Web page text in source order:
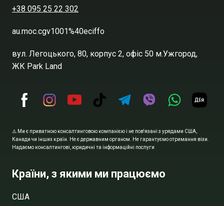
+38 095 25 22 302
au.moc.cgv1001%40eciffo
вул. Легоцького, 80, корпус 2, офіс 50 м.Ужгород,
ЖК Park Land
⚠️ Ми є приватною консалтинговою компанією і не пов'язані з урядами США,
Канади чи інших країн. Не є державним органом. Не гарантуємо отримання візи.
Надаємо консалтингові, юридичні та інформаційні послуги
Країни, з якими ми працюємо
США